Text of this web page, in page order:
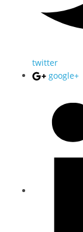
twitter
google+